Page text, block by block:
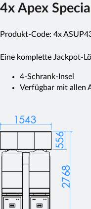
4x Apex
Produkt-Code: 4x
Eine komplette Jackpot-
4-Schrank-Insel
Verfügbar mit allen